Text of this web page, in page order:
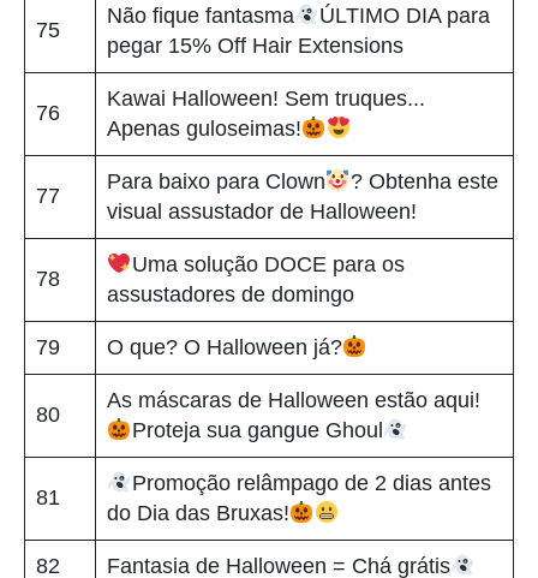
75
Não fique fantasma
ÚLTIMO DIA para
pegar 15% Off Hair Extensions
76
Kawai Halloween! Sem truques...
Apenas guloseimas!
77
Para baixo para Clown
? Obtenha este
visual assustador de Halloween!
78
Uma solução DOCE para os
assustadores de domingo
79 O que? O Halloween já?
80
As máscaras de Halloween estão aqui!
Proteja sua gangue Ghoul
81
Promoção relâmpago de 2 dias antes
do Dia das Bruxas!
82 Fantasia de Halloween = Chá grátis